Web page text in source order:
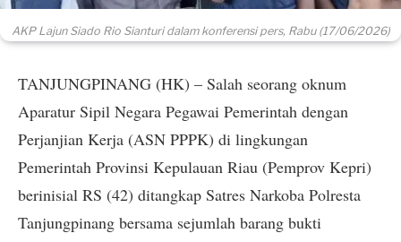
AKP Lajun Siado Rio Sianturi dalam konferensi pers, Rabu (17/06/2026)
TANJUNGPINANG (HK) – Salah seorang oknum
Aparatur Sipil Negara Pegawai Pemerintah dengan
Perjanjian Kerja (ASN PPPK) di lingkungan
Pemerintah Provinsi Kepulauan Riau (Pemprov Kepri)
berinisial RS (42) ditangkap Satres Narkoba Polresta
Tanjungpinang bersama sejumlah barang bukti